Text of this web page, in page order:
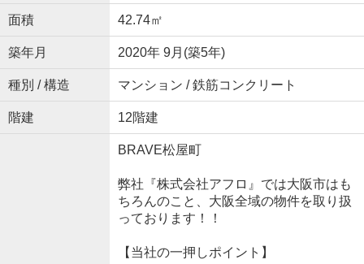
面積 42.74㎡
築年月 2020年 9月(築5年)
種別 / 構造 マンション / 鉄筋コンクリート
階建 12階建
BRAVE松屋町
弊社『株式会社アフロ』では大阪市はも
ちろんのこと、大阪全域の物件を取り扱
っております！！
【当社の一押しポイント】